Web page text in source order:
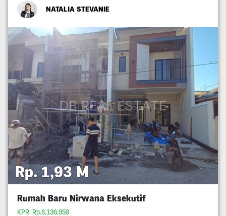
NATALIA STEVANIE
Rp. 1,93 M
Rumah Baru Nirwana Eksekutif
KPR: Rp.8,136,958